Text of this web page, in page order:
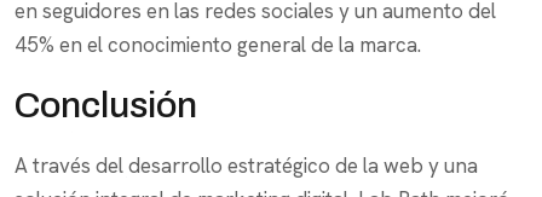
en seguidores en las redes sociales y un aumento del
45% en el conocimiento general de la marca.
Conclusión
A través del desarrollo estratégico de la web y una